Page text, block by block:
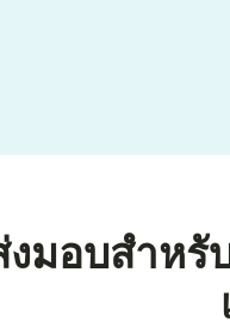
มอบสำหรั